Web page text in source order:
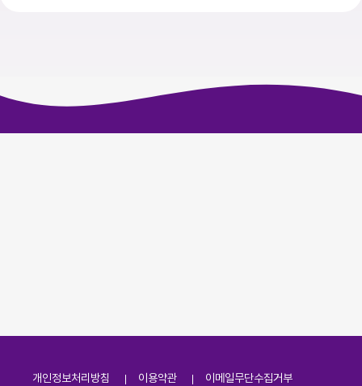
개인정보처리방침 이용약관 이메일무단수집거부